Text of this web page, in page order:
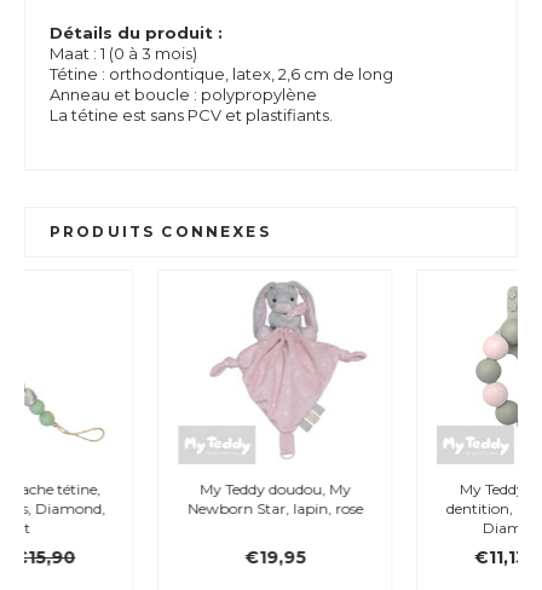
Détails du produit :
Maat : 1 (0 à 3 mois)
Tétine : orthodontique, latex, 2,6 cm de long
Anneau et boucle : polypropylène
La tétine est sans PCV et plastifiants.
PRODUITS CONNEXES
My Teddy doudou, My
Newborn Star, lapin, rose
My Teddy, Anneau de
dentition, MyBabyRocks,
€15,90